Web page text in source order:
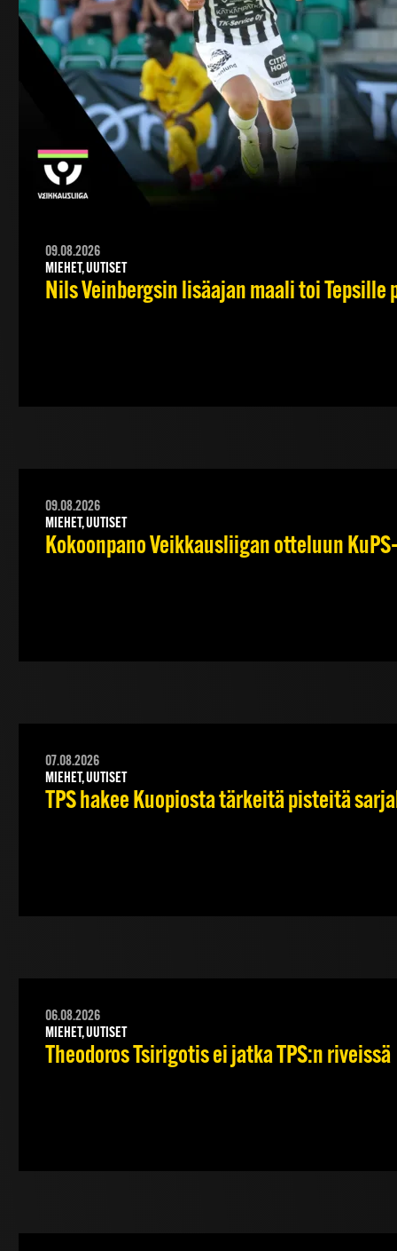
09.08.2026
MIEHET, UUTISET
Nils Veinbergsin lisäajan maali toi Tepsille
09.08.2026
MIEHET, UUTISET
Kokoonpano Veikkausliigan otteluun
07.08.2026
MIEHET, UUTISET
TPS hakee Kuopiosta tärkeitä pisteitä
06.08.2026
MIEHET, UUTISET
Theodoros Tsirigotis ei jatka TPS:n riveissä